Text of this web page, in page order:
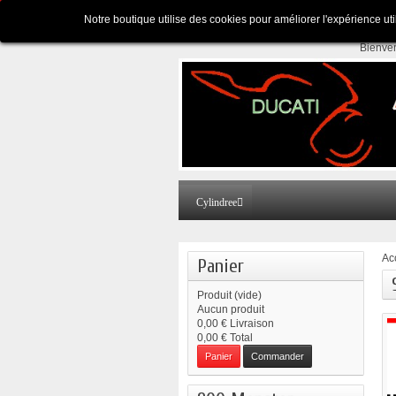
Appelez-nous au :Pour tous
Cylindree
Notre boutique utilise des cookies pour améliorer l'expérience
Panier
Produit (vide)
Aucun produit
0,00 € Livraison
0,00 € Total
Panier Commander